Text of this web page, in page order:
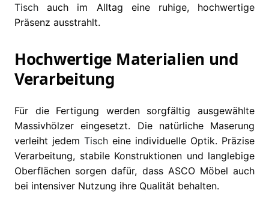
Tisch auch im Alltag eine ruhige, hochwertige
Präsenz ausstrahlt.
Hochwertige Materialien und
Verarbeitung
Für die Fertigung werden sorgfältig ausgewählte
Massivhölzer eingesetzt. Die natürliche Maserung
verleiht jedem Tisch eine individuelle Optik. Präzise
Verarbeitung, stabile Konstruktionen und langlebige
Oberflächen sorgen dafür, dass ASCO Möbel auch
bei intensiver Nutzung ihre Qualität behalten.